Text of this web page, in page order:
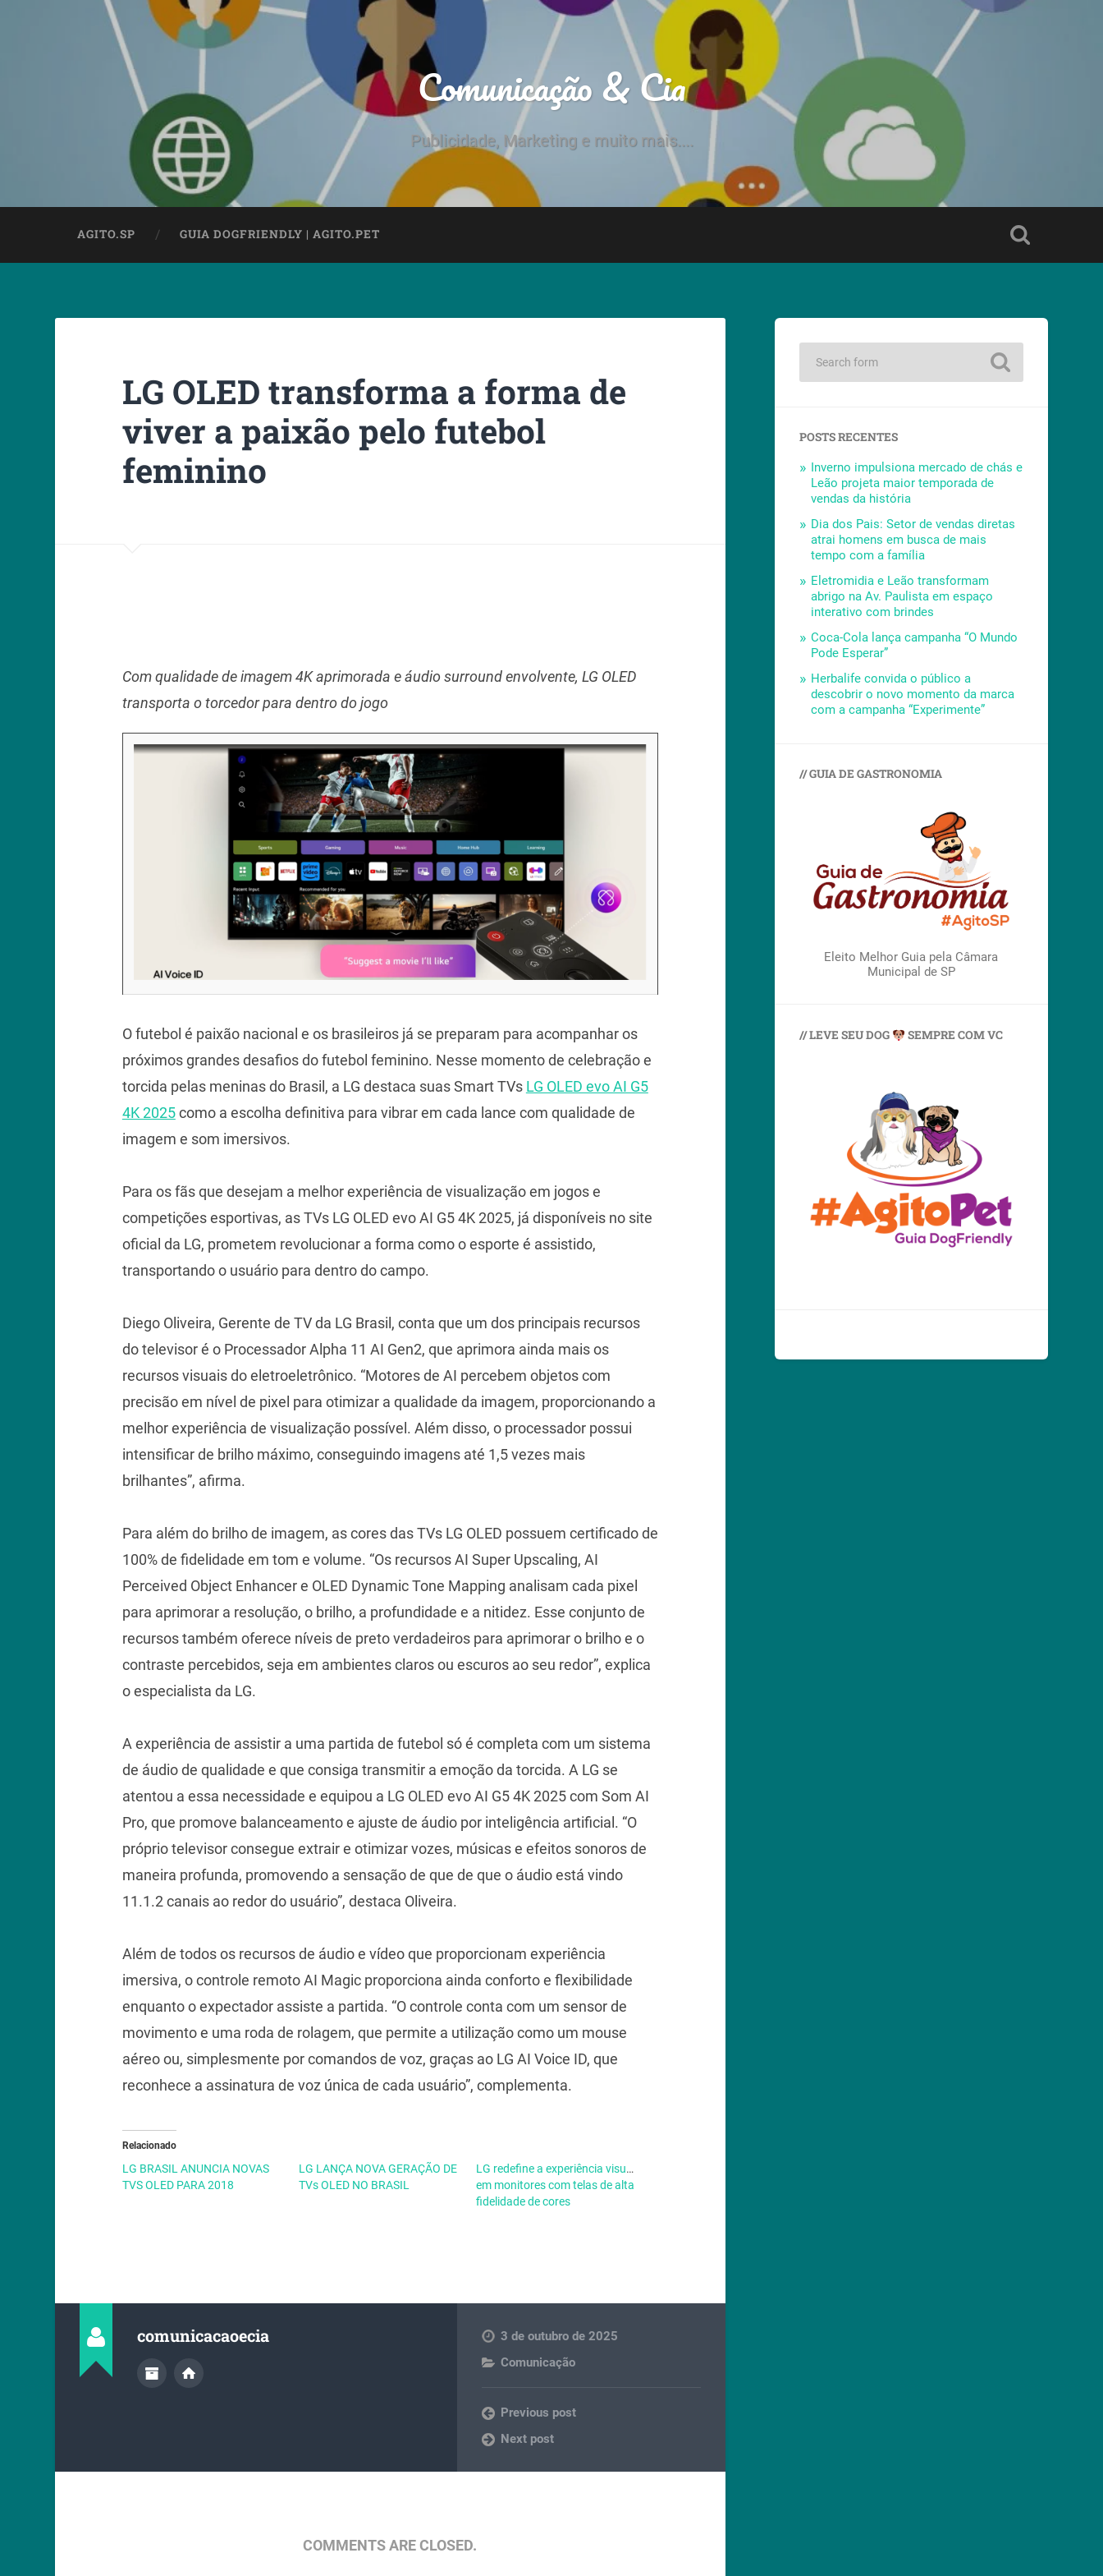
Comunicação & Cia
Publicidade, Marketing e muito mais....
AGITO.SP GUIA DOGFRIENDLY | AGITO.PET
LG OLED transforma a forma de
viver a paixão pelo futebol
feminino
Com qualidade de imagem 4K aprimorada e áudio surround envolvente, LG OLED
transporta o torcedor para dentro do jogo
O futebol é paixão nacional e os brasileiros já se preparam para acompanhar os
próximos grandes desafios do futebol feminino. Nesse momento de celebração e
torcida pelas meninas do Brasil, a LG destaca suas Smart TVs LG OLED evo AI G5
4K 2025como a escolha definitiva para vibrar em cada lance com qualidade de
imagem e som imersivos.
Para os fãs que desejam a melhor experiência de visualização em jogos e
competições esportivas, as TVs LG OLED evo AI G5 4K 2025, já disponíveis no site
oficial da LG, prometem revolucionar a forma como o esporte é assistido,
transportando o usuário para dentro do campo.
Diego Oliveira, Gerente de TV da LG Brasil, conta que um dos principais recursos
do televisor é o Processador Alpha 11 AI Gen2, que aprimora ainda mais os
recursos visuais do eletroeletrônico. “Motores de AI percebem objetos com
precisão em nível de pixel para otimizar a qualidade da imagem, proporcionando a
melhor experiência de visualização possível. Além disso, o processador possui
intensificar de brilho máximo, conseguindo imagens até 1,5 vezes mais
brilhantes”, afirma.
Para além do brilho de imagem, as cores das TVs LG OLED possuem certificado de
100% de fidelidade em tom e volume. “Os recursos AI Super Upscaling, AI
Perceived Object Enhancer e OLED Dynamic Tone Mapping analisam cada pixel
para aprimorar a resolução, o brilho, a profundidade e a nitidez. Esse conjunto de
recursos também oferece níveis de preto verdadeiros para aprimorar o brilho e o
contraste percebidos, seja em ambientes claros ou escuros ao seu redor”, explica
o especialista da LG.
A experiência de assistir a uma partida de futebol só é completa com um sistema
de áudio de qualidade e que consiga transmitir a emoção da torcida. A LG se
atentou a essa necessidade e equipou a LG OLED evo AI G5 4K 2025 com Som AI
Pro, que promove balanceamento e ajuste de áudio por inteligência artificial. “O
próprio televisor consegue extrair e otimizar vozes, músicas e efeitos sonoros de
maneira profunda, promovendo a sensação de que de que o áudio está vindo
11.1.2 canais ao redor do usuário”, destaca Oliveira.
Além de todos os recursos de áudio e vídeo que proporcionam experiência
imersiva, o controle remoto AI Magic proporciona ainda conforto e flexibilidade
enquanto o expectador assiste a partida. “O controle conta com um sensor de
movimento e uma roda de rolagem, que permite a utilização como um mouse
aéreo ou, simplesmente por comandos de voz, graças ao LG AI Voice ID, que
reconhece a assinatura de voz única de cada usuário”, complementa.
Relacionado
LG BRASIL ANUNCIA NOVAS
TVS OLED PARA 2018
LG LANÇA NOVA GERAÇÃO DE
TVs OLED NO BRASIL
LG redefine a experiência visual
em monitores com telas de alta
fidelidade de cores
comunicacaoecia
3 de outubro de 2025
Comunicação
Previous post
Next post
COMMENTS ARE CLOSED.
POSTS RECENTES
Inverno impulsiona mercado de chás e
Leão projeta maior temporada de
vendas da história
Dia dos Pais: Setor de vendas diretas
atrai homens em busca de mais
tempo com a família
Eletromidia e Leão transformam
abrigo na Av. Paulista em espaço
interativo com brindes
Coca-Cola lança campanha “O Mundo
Pode Esperar”
Herbalife convida o público a
descobrir o novo momento da marca
com a campanha “Experimente”
// GUIA DE GASTRONOMIA
Eleito Melhor Guia pela Câmara
Municipal de SP
// LEVE SEU DOG SEMPRE COM VC